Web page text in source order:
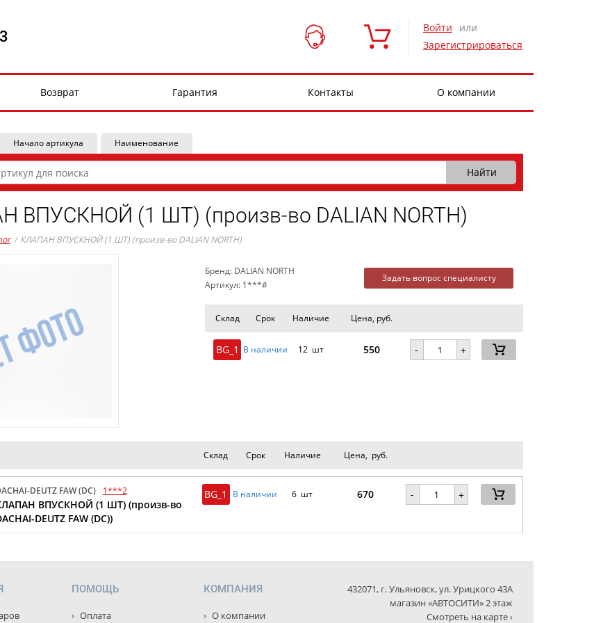
Войти
или
Зарегистрироваться
Возврат Гарантия Контакты О компании
Начало артикула Наименование
ВПУСКНОЙ (1 ШТ) (произв-во DALIAN NORTH)
/ КЛАПАН ВПУСКНОЙ (1 ШТ) (произв-во DALIAN NORTH)
Бренд: DALIAN NORTH
Артикул: 1***#
Задать вопрос специалисту
Склад Срок Наличие Цена, руб.
BG_1 В наличии 12 шт 550 - +
Склад Срок Наличие Цена, руб.
DEUTZ FAW (DC) 1***2
ВПУСКНОЙ (1 ШТ) (произв-во
DEUTZ FAW (DC))
BG_1 В наличии 6 шт 670 - +
ПОМОЩЬ
Оплата
КОМПАНИЯ
О компании
432071, г. Ульяновск, ул. Урицкого 43А
магазин «АВТОСИТИ» 2 этаж
Смотреть на карте ›